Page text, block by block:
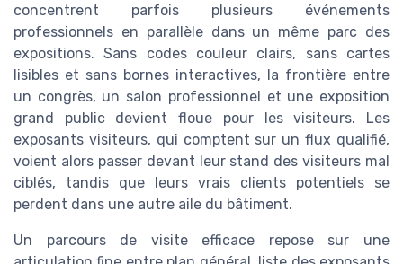
concentrent parfois plusieurs événements
professionnels en parallèle dans un même parc des
expositions. Sans codes couleur clairs, sans cartes
lisibles et sans bornes interactives, la frontière entre
un congrès, un salon professionnel et une exposition
grand public devient floue pour les visiteurs. Les
exposants visiteurs, qui comptent sur un flux qualifié,
voient alors passer devant leur stand des visiteurs mal
ciblés, tandis que leurs vrais clients potentiels se
perdent dans une autre aile du bâtiment.
Un parcours de visite efficace repose sur une